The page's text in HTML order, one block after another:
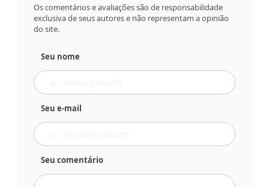
Os comentários e avaliações são de responsabilidade
exclusiva de seus autores e não representam a opinião
do site.
Seu nome
Seu e-mail
Seu comentário